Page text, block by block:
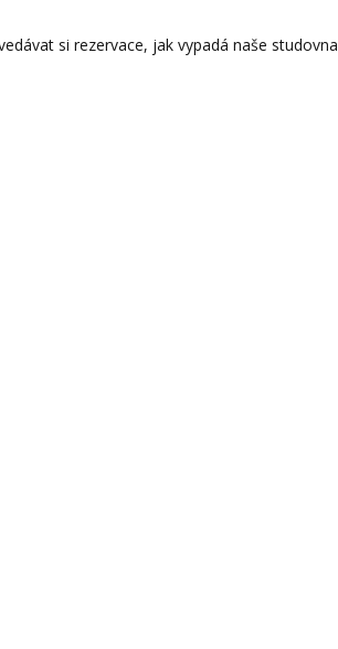
si rezervace, jak vypadá naše studovna